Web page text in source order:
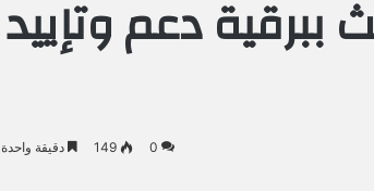
ببرقية دعم وتإييد
0
149 دقيقة واحدة